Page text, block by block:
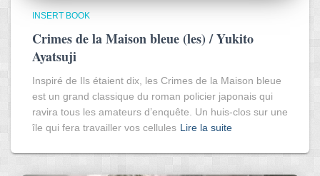
INSERT BOOK
Crimes de la Maison bleue (les) / Yukito
Ayatsuji
Inspiré de Ils étaient dix, les Crimes de la Maison bleue
est un grand classique du roman policier japonais qui
ravira tous les amateurs d’enquête. Un huis-clos sur une
île qui fera travailler vos cellules Lire la suite